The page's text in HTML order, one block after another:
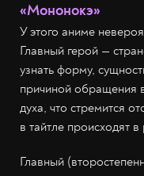
«Мононокэ»
У этого аниме
Главный герой —
узнать форму,
причиной обращения
духа, что стремится
в тайтле происходят
Главный